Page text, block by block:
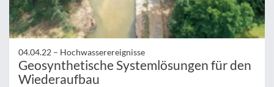
04.04.22 – Hochwasserereignisse
Geosynthetische Systemlösungen für den
Wiederaufbau